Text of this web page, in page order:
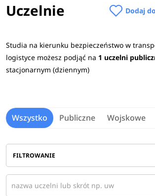
funkcjonowanie. Specyfika studiów
W procesie rekrutacji na studia 2026/
bezpieczeństwo w transporcie,
logistycenajczęściej p
Praca po studiach
Absolwenci studiów tego typu zatrudniani
administracji publicznej, organizacjach
bezpieczeństwem obywateli lub w
kryzysowego.Zobaczpełen opis kierunku
Uczelnie Dodaj
Studia na kierunku bezpieczeństwo w
logistyce możesz podjąć na 1 uczelni
stacjonarnym (dziennym)
Wszystko Publiczne Wojskowe
FILTROWANIE